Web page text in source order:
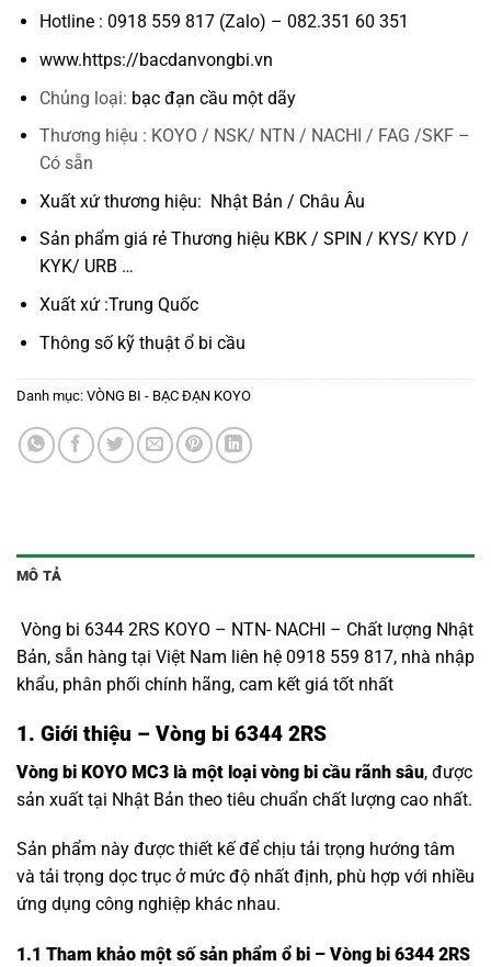
Hotline : 0918 559 817 (Zalo) – 082.351 60 351
www.https://bacdanvongbi.vn
Chủng loại: bạc đạn cầu một dãy
Thương hiệu : KOYO / NSK/ NTN / NACHI / FAG /SKF –
Có sẵn
Xuất xứ thương hiệu: Nhật Bản / Châu Âu
Sản phẩm giá rẻ Thương hiệu KBK / SPIN / KYS/ KYD /
KYK/ URB …
Xuất xứ :Trung Quốc
Thông số kỹ thuậtổ bi cầu
Danh mục: VÒNG BI - BẠC ĐẠN KOYO
MÔ TẢ
Vòng bi 6344 2RS KOYO – NTN- NACHI – Chất lượng Nhật
Bản, sẵn hàng tại Việt Nam liên hệ 0918 559 817, nhà nhập
khẩu, phân phối chính hãng, cam kết giá tốt nhất
1. Giới thiệu – Vòng bi 6344 2RS
Vòng bi KOYO MC3 là một loại vòng bi cầu rãnh sâu, được
sản xuất tại Nhật Bản theo tiêu chuẩn chất lượng cao nhất.
Sản phẩm này được thiết kế để chịu tải trọng hướng tâm
và tải trọng dọc trục ở mức độ nhất định, phù hợp với nhiều
ứng dụng công nghiệp khác nhau.
1.1 Tham khảo một số sản phẩm ổ bi – Vòng bi 6344 2RS